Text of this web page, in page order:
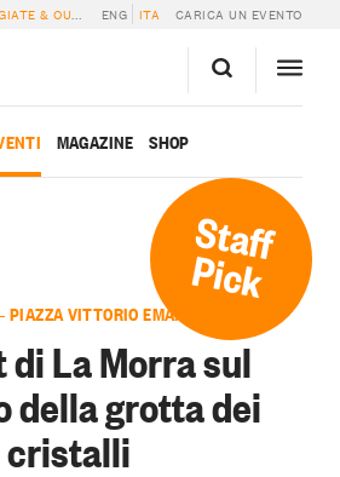
& OUTDOOR » A OVEST DI LA MORRA SUL
ENG ITA CARICA UN EVENTO
MAGAZINE SHOP
Staff
Pick
VITTORIO EMANUELE
di La Morra sul
della grotta dei
cristalli